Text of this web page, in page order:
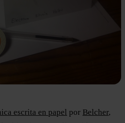
escrita en papel por Belcher,